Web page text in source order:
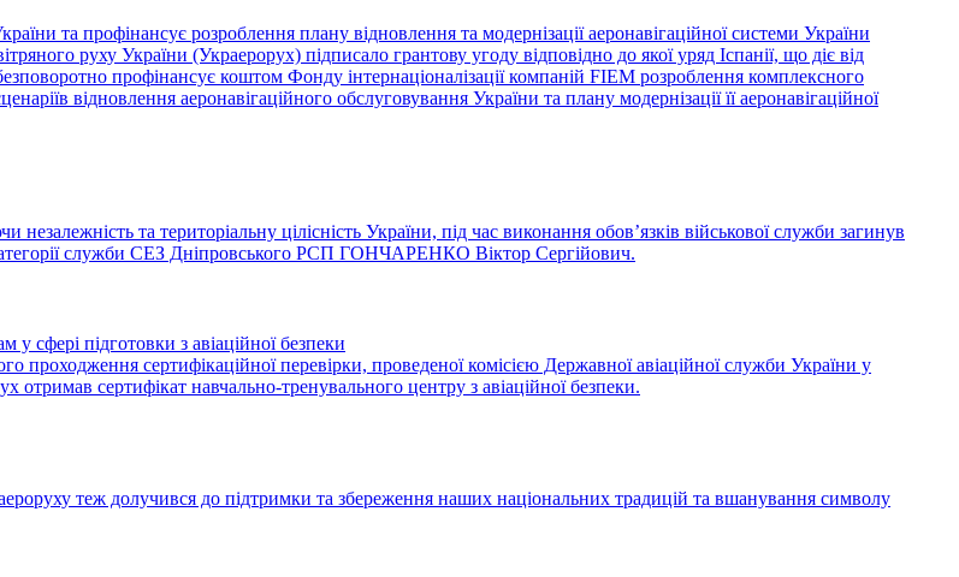
та профінансує розроблення плану відновлення та модернізації аеронавігаційної системи України
руху України (Украерорух) підписало грантову угоду відповідно до якої уряд Іспанії, що діє від
профінансує коштом Фонду інтернаціоналізації компаній FIEM розроблення комплексного
відновлення аеронавігаційного обслуговування України та плану модернізації її аеронавігаційної
та територіальну цілісність України, під час виконання обов’язків військової служби загинув
служби СЕЗ Дніпровського РСП ГОНЧАРЕНКО Віктор Сергійович.
у сфері підготовки з авіаційної безпеки
проходження сертифікаційної перевірки, проведеної комісією Державної авіаційної служби України у
отримав сертифікат навчально-тренувального центру з авіаційної безпеки.
теж долучився до підтримки та збереження наших національних традицій та вшанування символу